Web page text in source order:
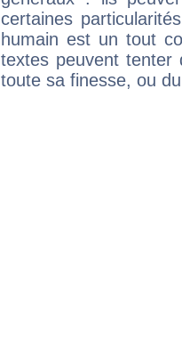
certaines
humain est un tout
textes peuvent tenter
toute sa finesse, ou